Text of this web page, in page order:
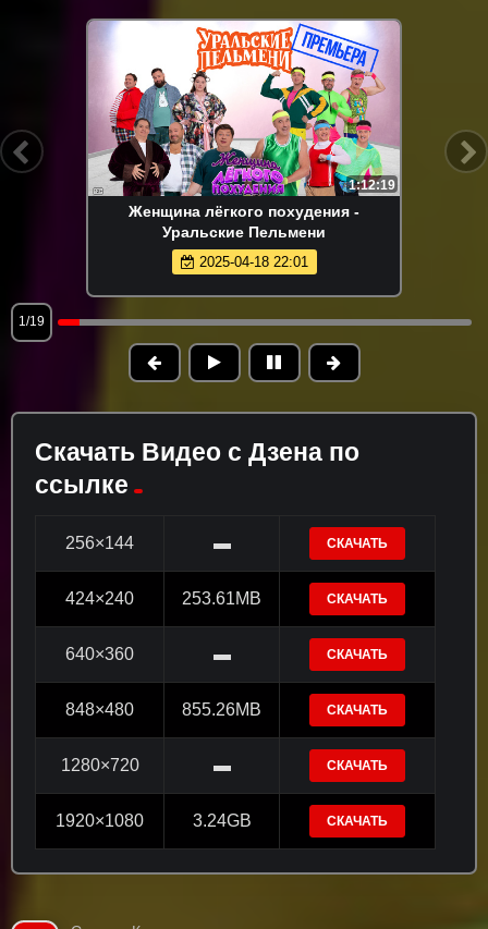
1:12:19
Женщина лёгкого похудения -
Уральские Пельмени
2025-04-18 22:01
1/19
Скачать Видео с Дзена по
ссылке
256×144 ▬ СКАЧАТЬ
424×240 253.61MB СКАЧАТЬ
640×360 ▬ СКАЧАТЬ
848×480 855.26MB СКАЧАТЬ
1280×720 ▬ СКАЧАТЬ
1920×1080 3.24GB СКАЧАТЬ